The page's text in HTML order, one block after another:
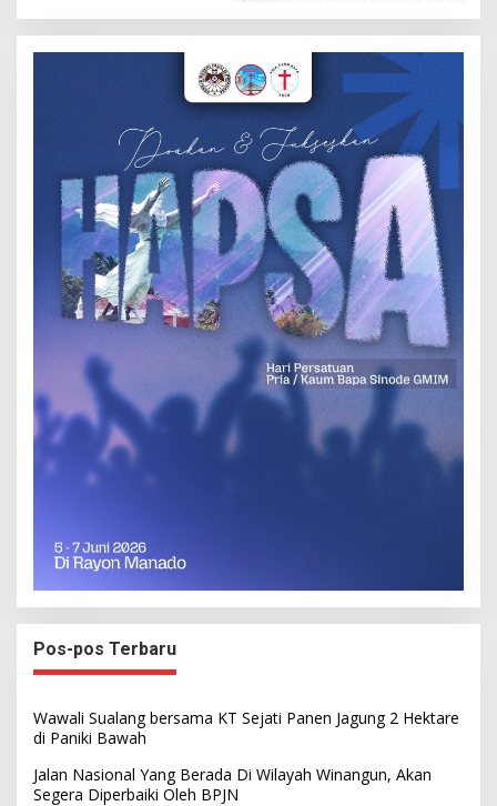
Pos-pos Terbaru
Wawali Sualang bersama KT Sejati Panen Jagung 2 Hektare
di Paniki Bawah
Jalan Nasional Yang Berada Di Wilayah Winangun, Akan
Segera Diperbaiki Oleh BPJN